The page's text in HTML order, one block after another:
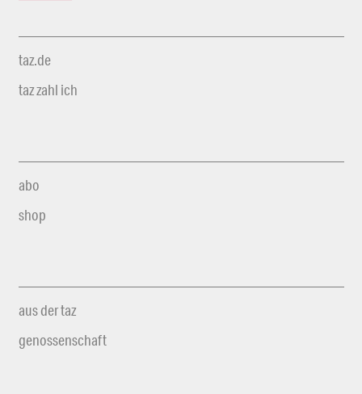
taz.de
taz zahl ich
abo
shop
aus der taz
genossenschaft